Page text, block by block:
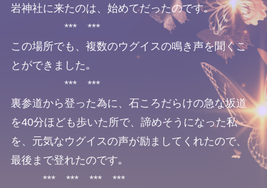
岩神社に来たのは、始めてだったのです｡
*** ***
この場所でも、複数のウグイスの鳴き声を聞くこ
とができました｡
*** ***
裏参道から登った為に、石ころだらけの急な坂道
を40分ほども歩いた所で、諦めそうになった私
を、元気なウグイスの声が励ましてくれたので、
最後まで登れたのです｡
*** *** *** ***